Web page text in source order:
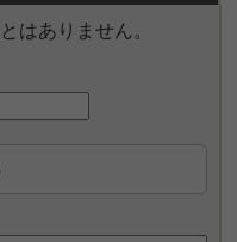
はありません。